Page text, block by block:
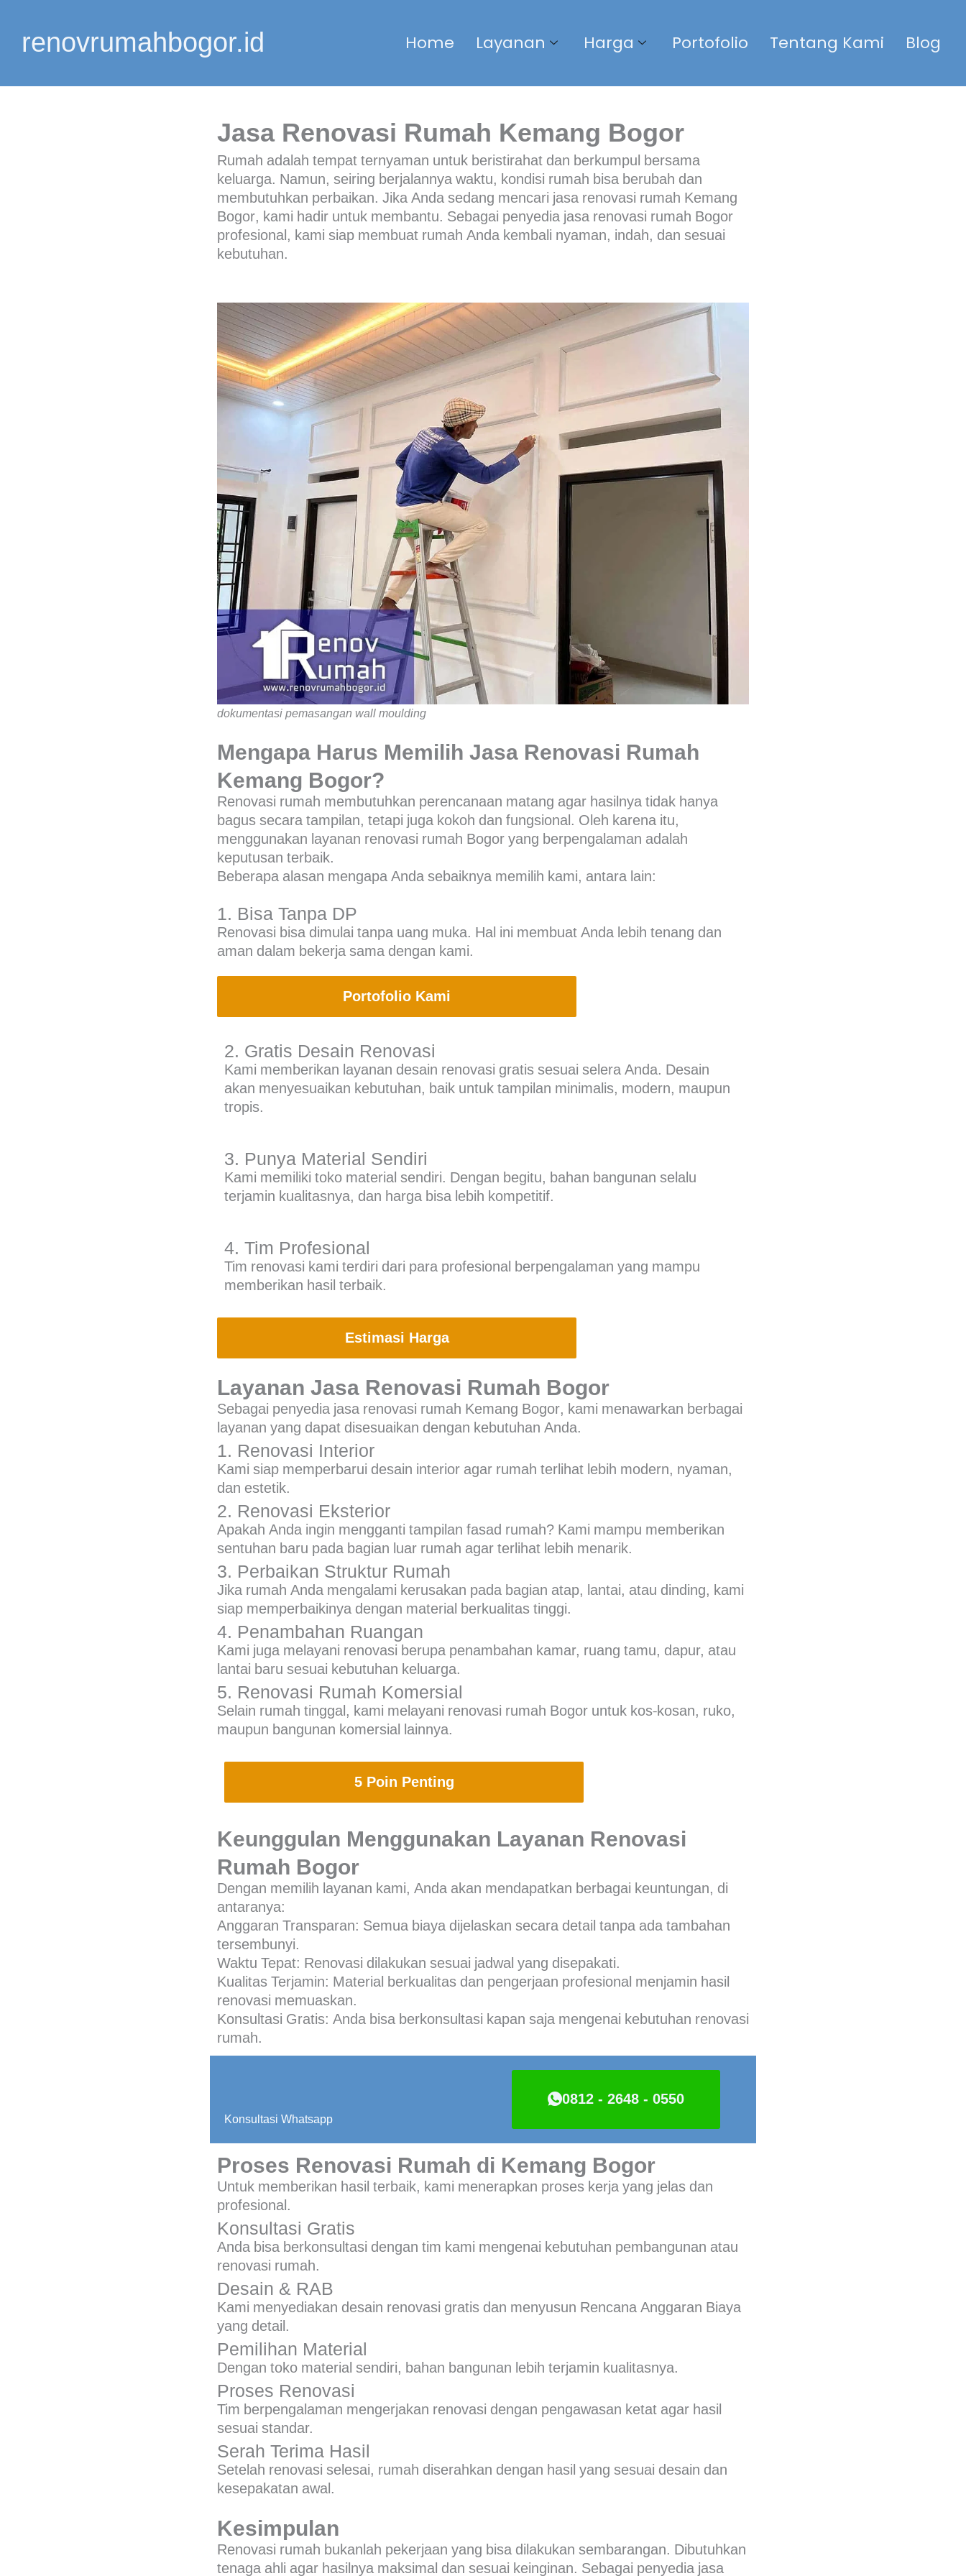
kontenrenovrumahbogor.id Home Layanan Harga Portofolio Tentang Kami Blog
Jasa Renovasi Rumah Kemang Bogor
Rumah adalah tempat ternyaman untuk beristirahat dan berkumpul bersama
keluarga. Namun, seiring berjalannya waktu, kondisi rumah bisa berubah dan
membutuhkan perbaikan. Jika Anda sedang mencari jasa renovasi rumah Kemang
Bogor, kami hadir untuk membantu. Sebagai penyedia jasa renovasi rumah Bogor
profesional, kami siap membuat rumah Anda kembali nyaman, indah, dan sesuai
kebutuhan.
dokumentasi pemasangan wall moulding
Mengapa Harus Memilih Jasa Renovasi Rumah
Kemang Bogor?
Renovasi rumah membutuhkan perencanaan matang agar hasilnya tidak hanya
bagus secara tampilan, tetapi juga kokoh dan fungsional. Oleh karena itu,
menggunakan layanan renovasi rumah Bogoryang berpengalaman adalah
keputusan terbaik.
Beberapa alasan mengapa Anda sebaiknya memilih kami, antara lain:
1. Bisa Tanpa DP
Renovasi bisa dimulai tanpa uang muka. Hal ini membuat Anda lebih tenang dan
aman dalam bekerja sama dengan kami.
Portofolio Kami
2. Gratis Desain Renovasi
Kami memberikan layanan desain renovasi gratis sesuai selera Anda. Desain
akan menyesuaikan kebutuhan, baik untuk tampilan minimalis, modern, maupun
tropis.
3. Punya Material Sendiri
Kami memiliki toko material sendiri. Dengan begitu, bahan bangunan selalu
terjamin kualitasnya, dan harga bisa lebih kompetitif.
4. Tim Profesional
Tim renovasi kami terdiri dari para profesional berpengalaman yang mampu
memberikan hasil terbaik.
Estimasi Harga
Layanan Jasa Renovasi Rumah Bogor
Sebagai penyedia jasa renovasi rumah Kemang Bogor, kami menawarkan berbagai
layanan yang dapat disesuaikan dengan kebutuhan Anda.
1. Renovasi Interior
Kami siap memperbarui desain interior agar rumah terlihat lebih modern, nyaman,
dan estetik.
2. Renovasi Eksterior
Apakah Anda ingin mengganti tampilan fasad rumah? Kami mampu memberikan
sentuhan baru pada bagian luar rumah agar terlihat lebih menarik.
3. Perbaikan Struktur Rumah
Jika rumah Anda mengalami kerusakan pada bagian atap, lantai, atau dinding, kami
siap memperbaikinya dengan material berkualitas tinggi.
4. Penambahan Ruangan
Kami juga melayani renovasi berupa penambahan kamar, ruang tamu, dapur, atau
lantai baru sesuai kebutuhan keluarga.
5. Renovasi Rumah Komersial
Selain rumah tinggal, kami melayani renovasi rumah Bogor untuk kos-kosan, ruko,
maupun bangunan komersial lainnya.
5 Poin Penting
Keunggulan Menggunakan Layanan Renovasi
Rumah Bogor
Dengan memilih layanan kami, Anda akan mendapatkan berbagai keuntungan, di
antaranya:
Anggaran Transparan: Semua biaya dijelaskan secara detail tanpa ada tambahan
tersembunyi.
Waktu Tepat: Renovasi dilakukan sesuai jadwal yang disepakati.
Kualitas Terjamin: Material berkualitas dan pengerjaan profesional menjamin hasil
renovasi memuaskan.
Konsultasi Gratis: Anda bisa berkonsultasi kapan saja mengenai kebutuhan renovasi
rumah.
Konsultasi Whatsapp
0812 - 2648 - 0550
Proses Renovasi Rumah di Kemang Bogor
Untuk memberikan hasil terbaik, kami menerapkan proses kerja yang jelas dan
profesional.
Konsultasi Gratis
Anda bisa berkonsultasi dengan tim kami mengenai kebutuhan pembangunan atau
renovasi rumah.
Desain & RAB
Kami menyediakan desain renovasi gratis dan menyusun Rencana Anggaran Biaya
yang detail.
Pemilihan Material
Dengan toko material sendiri, bahan bangunan lebih terjamin kualitasnya.
Proses Renovasi
Tim berpengalaman mengerjakan renovasi dengan pengawasan ketat agar hasil
sesuai standar.
Serah Terima Hasil
Setelah renovasi selesai, rumah diserahkan dengan hasil yang sesuai desain dan
kesepakatan awal.
Kesimpulan
Renovasi rumah bukanlah pekerjaan yang bisa dilakukan sembarangan. Dibutuhkan
tenaga ahli agar hasilnya maksimal dan sesuai keinginan. Sebagai penyedia jasa